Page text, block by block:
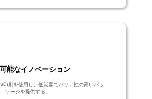
能なイノベーション
印刷を使用し、低炭素でバリア性の高いパッ
ケージを提供する。